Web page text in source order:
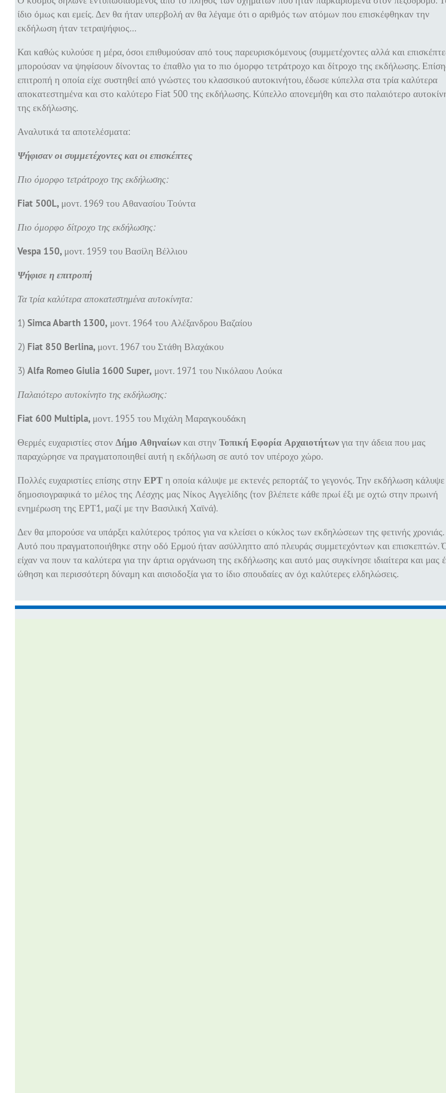
ίδιο όμως και εμείς. Δεν θα ήταν υπερβολή αν θα λέγαμε ότι ο αριθμός των ατόμων που επισκέφθηκαν την
εκδήλωση ήταν τετραψήφιος…
Και καθώς κυλούσε η μέρα, όσοι επιθυμούσαν από τους παρευρισκόμενους (συμμετέχοντες αλλά και
μπορούσαν να ψηφίσουν δίνοντας το έπαθλο για το πιο όμορφο τετράτροχο και δίτροχο της εκδήλωσης.
επιτροπή η οποία είχε συστηθεί από γνώστες του κλασσικού αυτοκινήτου, έδωσε κύπελλα στα τρία καλύτερα
αποκατεστημένα και στο καλύτερο Fiat 500 της εκδήλωσης. Κύπελλο απονεμήθη και στο παλαιότερο
της εκδήλωσης.
Αναλυτικά τα αποτελέσματα:
Ψήφισαν οι συμμετέχοντες και οι επισκέπτες
Πιο όμορφο τετράτροχο της εκδήλωσης:
Fiat 500L, μοντ. 1969 του Αθανασίου Τούντα
Πιο όμορφο δίτροχο της εκδήλωσης:
Vespa 150, μοντ. 1959 του Βασίλη Βέλλιου
Ψήφισε η επιτροπή
Τα τρία καλύτερα αποκατεστημένα αυτοκίνητα:
1) Simca Abarth 1300, μοντ. 1964 του Αλέξανδρου Βαζαίου
2) Fiat 850 Berlina, μοντ. 1967 του Στάθη Βλαχάκου
3) Alfa Romeo Giulia 1600 Super, μοντ. 1971 του Νικόλαου Λούκα
Παλαιότερο αυτοκίνητο της εκδήλωσης:
Fiat 600 Multipla, μοντ. 1955 του Μιχάλη Μαραγκουδάκη
Θερμές ευχαριστίες στον Δήμο Αθηναίων και στην Τοπική Εφορία Αρχαιοτήτων για την άδεια που μας
παραχώρησε να πραγματοποιηθεί αυτή η εκδήλωση σε αυτό τον υπέροχο χώρο.
Πολλές ευχαριστίες επίσης στην ΕΡΤ η οποία κάλυψε με εκτενές ρεπορτάζ το γεγονός. Την εκδήλωση κάλυψε
δημοσιογραφικά το μέλος της Λέσχης μας Νίκος Αγγελίδης (τον βλέπετε κάθε πρωί έξι με οχτώ στην πρωινή
ενημέρωση της ΕΡΤ1, μαζί με την Βασιλική Χαϊνά).
Δεν θα μπορούσε να υπάρξει καλύτερος τρόπος για να κλείσει ο κύκλος των εκδηλώσεων της φετινής χρονιάς.
Αυτό που πραγματοποιήθηκε στην οδό Ερμού ήταν ασύλληπτο από πλευράς συμμετεχόντων και επισκεπτών.
είχαν να πουν τα καλύτερα για την άρτια οργάνωση της εκδήλωσης και αυτό μας συγκίνησε ιδιαίτερα και μας
ώθηση και περισσότερη δύναμη και αισιοδοξία για το ίδιο σπουδαίες αν όχι καλύτερες ελδηλώσεις.